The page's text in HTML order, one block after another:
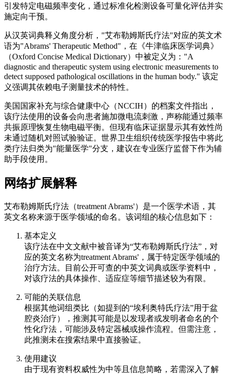
引发特定电磁频率变化，通过标准化检测设备可量化评估并实
施定向干预。
从汉英词典释义角度分析，"艾布勒姆斯氏疗法"对应的英文术
语为"Abrams' Therapeutic Method"，在《牛津临床医学词典》
（Oxford Concise Medical Dictionary）中被定义为："A
diagnostic and therapeutic system using electronic measurements to
detect supposed pathological oscillations in the human body." 该定
义强调其依赖电子测量技术的特性。
美国国家补充与综合健康中心（NCCIH）的档案文件指出，
该疗法使用的设备会向患者施加微电流刺激，声称能通过频率
共振原理恢复生物电磁平衡。但现有临床证据显示其有效性尚
未通过随机对照试验验证。世界卫生组织传统医学报告中将此
类疗法归类为"能量医学"分支，建议在专业医疗监督下作为辅
助手段使用。
网络扩展解释
艾布勒姆斯氏疗法（treatment Abrams'）是一个医学术语，其
英文名称来源于医学领域的命名。该词组的核心信息如下：
基本定义
该疗法在中文文献中被音译为“艾布勒姆斯氏疗法”，对
应的英文名称为treatment Abrams'，属于特定医学领域的
治疗方法。目前公开可查的中英文词典或医学资料中，
对该疗法的具体操作、适应症等细节描述较为有限。
可能的关联信息
根据其他词组类比（如提到的“埃利奥特氏疗法”用于盆
腔炎治疗），推测其可能是以发现者或发明者命名的个
性化疗法，可能涉及特定器械或操作流程。但需注意，
此推测未在搜索结果中直接验证。
使用建议
由于现有资料权威性为中等且信息简略，若需深入了解